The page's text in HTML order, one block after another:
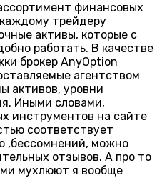
финансовых
трейдеру
активы, которые с
работать. В качестве
брокер AnyOption
агентством
активов, уровни
Иными словами,
инструментов на сайте
соответствует
,бессомнений, можно
отзывов. А про то
мухлюют я вообще